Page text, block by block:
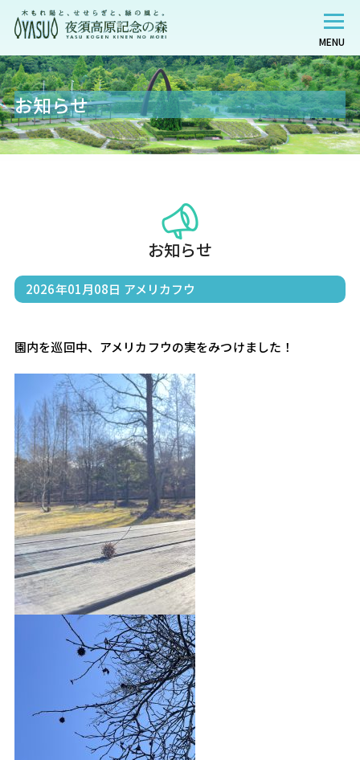
MENU
お知らせ
お知らせ
2026年01月08日 アメリカフウ
園内を巡回中、アメリカフウの実をみつけました！